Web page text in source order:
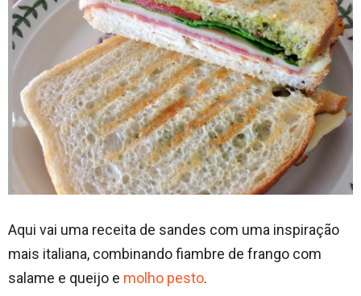
Aqui vai uma receita de sandes com uma inspiração
mais italiana, combinando fiambre de frango com
salame e queijo e molho pesto.